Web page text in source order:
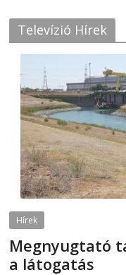
Televízió Hírek
Hírek
Megnyugtató
a látogatás